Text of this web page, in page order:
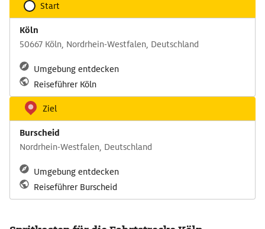
Start
Köln
50667 Köln, Nordrhein-Westfalen, Deutschland
Umgebung entdecken
Reiseführer Köln
Ziel
Burscheid
Nordrhein-Westfalen, Deutschland
Umgebung entdecken
Reiseführer Burscheid